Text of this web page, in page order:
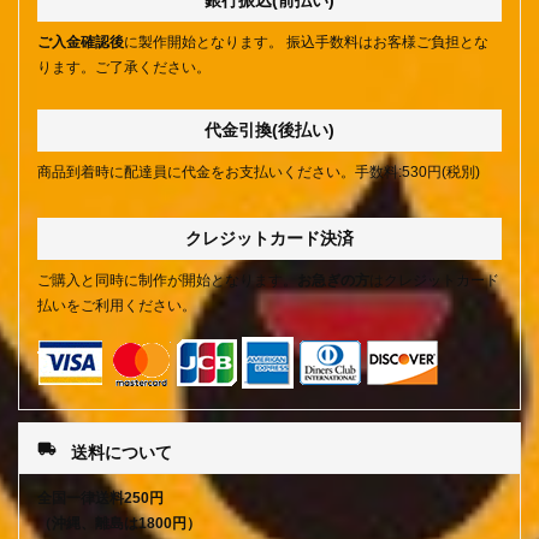
ご入金確認後に製作開始となります。 振込手数料はお客様ご負担とな
ります。ご了承ください。
代金引換(後払い)
商品到着時に配達員に代金をお支払いください。手数料:530円(税別)
クレジットカード決済
ご購入と同時に制作が開始となります。 お急ぎの方 はクレジットカード
払いをご利用ください。
local_shipping 送料について
全国一律送料250円
（沖縄、離島は1800円）